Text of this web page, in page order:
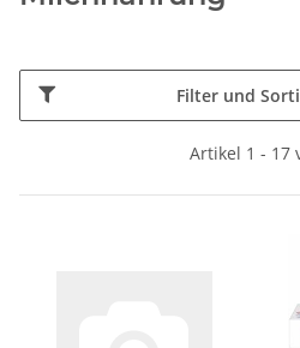
Filter und
Artikel 1 - 17